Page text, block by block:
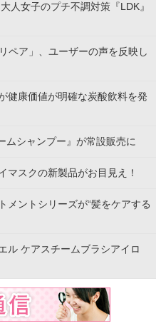
人女子のプチ不調対策『LDK』
ペア」、ユーザーの声を反映し
健康価値が明確な炭酸飲料を発
ムシャンプー』が常設販売に
マスクの新製品がお目見え！
メントシリーズが“髪をケアする
ル ケアスチームブラシアイロ